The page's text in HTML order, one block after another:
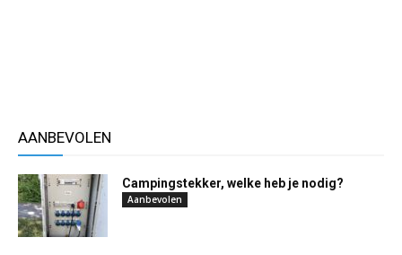
AANBEVOLEN
Campingstekker, welke heb je nodig?
Aanbevolen